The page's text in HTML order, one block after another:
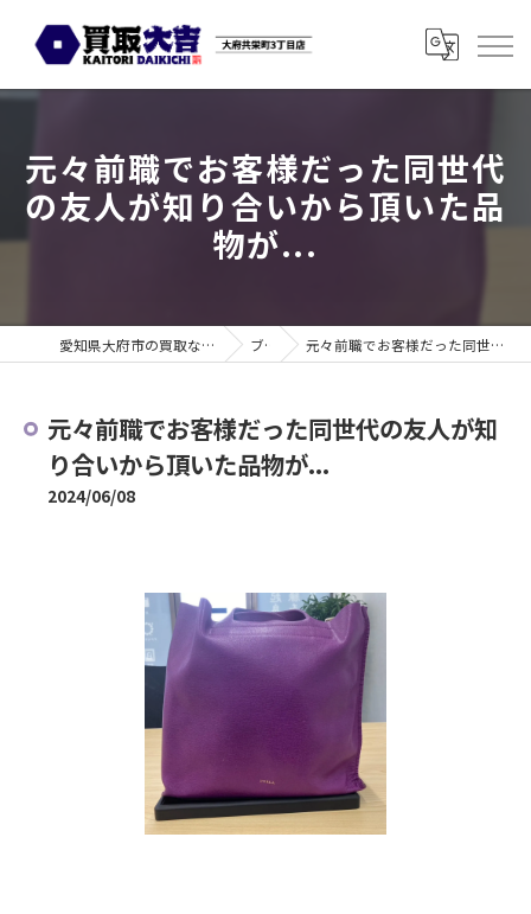
元々前職でお客様だった同世代
の友人が知り合いから頂いた品
物が...
愛知県大府市の買取なら買取大吉 大府共栄町3丁目店 ブログ 元々前職でお客様だった同世代の友人が知り合いから頂いた品物が...
元々前職でお客様だった同世代の友人が知
り合いから頂いた品物が...
2024/06/08